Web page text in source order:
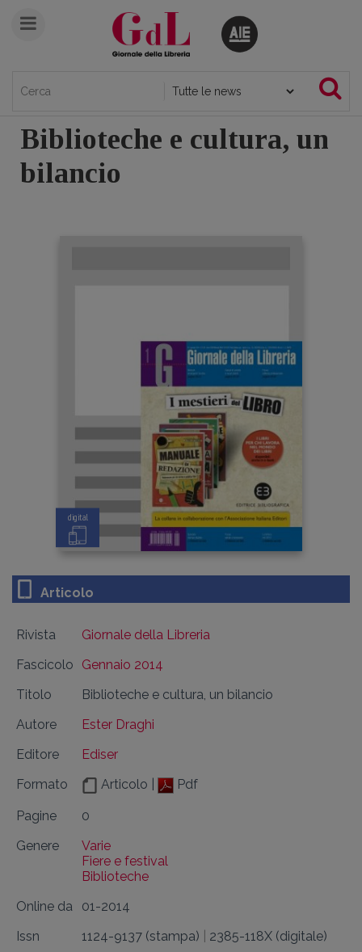
Biblioteche e cultura, un
bilancio
digital
Articolo
Rivista
Giornale della Libreria
Fascicolo
Gennaio 2014
Titolo
Biblioteche e cultura, un bilancio
Autore
Ester Draghi
Editore
Ediser
Formato
Articolo | Pdf
Pagine
0
Genere
Varie
Fiere e festival
Biblioteche
Online da
01-2014
Issn
1124-9137 (stampa) 2385-118X (digitale)